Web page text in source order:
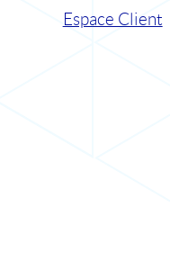
Espace Client